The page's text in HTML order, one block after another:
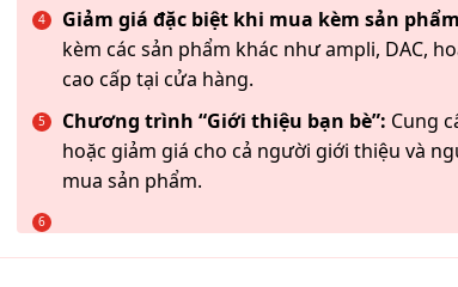
Giảm giá đặc biệt khi mua kèm sản
kèm các sản phẩm khác như ampli, DAC,
cao cấp tại cửa hàng.
Chương trình “Giới thiệu bạn bè”: Cung
hoặc giảm giá cho cả người giới thiệu và
mua sản phẩm.